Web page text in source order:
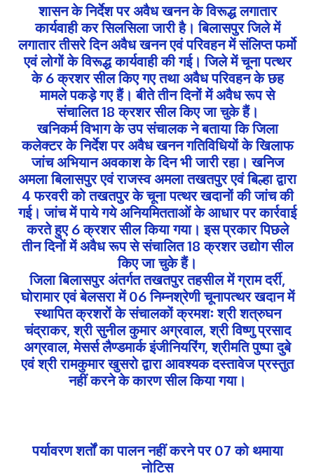
शासन के निर्देश पर अवैध खनन के विरूद्ध लगातार
कार्यवाही कर सिलसिला जारी है। बिलासपुर जिले में
लगातार तीसरे दिन अवैध खनन एवं परिवहन में संलिप्त फर्मो
एवं लोगों के विरूद्ध कार्यवाही की गई। जिले में चूना पत्थर
के 6 क्रशर सील किए गए तथा अवैध परिवहन के छह
मामले पकड़े गए हैं। बीते तीन दिनों में अवैध रूप से
संचालित 18 क्रशर सील किए जा चुके हैं।
खनिकर्म विभाग के उप संचालक ने बताया कि जिला
कलेक्टर के निर्देश पर अवैध खनन गतिविधियों के खिलाफ
जांच अभियान अवकाश के दिन भी जारी रहा। खनिज
अमला बिलासपुर एवं राजस्व अमला तखतपुर एवं बिल्हा द्वारा
4 फरवरी को तखतपुर के चूना पत्थर खदानों की जांच की
गई। जांच में पाये गये अनियमितताओं के आधार पर कार्रवाई
करते हुए 6 क्रशर सील किया गया। इस प्रकार पिछले
तीन दिनों में अवैध रूप से संचालित 18 क्रशर उद्योग सील
किए जा चुके हैं।
जिला बिलासपुर अंतर्गत तखतपुर तहसील में ग्राम दर्री,
घोरामार एवं बेलसरा में 06 निम्नश्रेणी चूनापत्थर खदान में
स्थापित क्रशरों के संचालकों क्रमशः श्री शत्रुघन
चंद्राकर, श्री सुनील कुमार अग्रवाल, श्री विष्णु प्रसाद
अग्रवाल, मेसर्स लैण्डमार्क इंजीनियरिंग, श्रीमति पुष्पा दुबे
एवं श्री रामकुमार खुसरो द्वारा आवश्यक दस्तावेज प्रस्तुत
नहीं करने के कारण सील किया गया।
पर्यावरण शर्तों का पालन नहीं करने पर 07 को थमाया
नोटिस